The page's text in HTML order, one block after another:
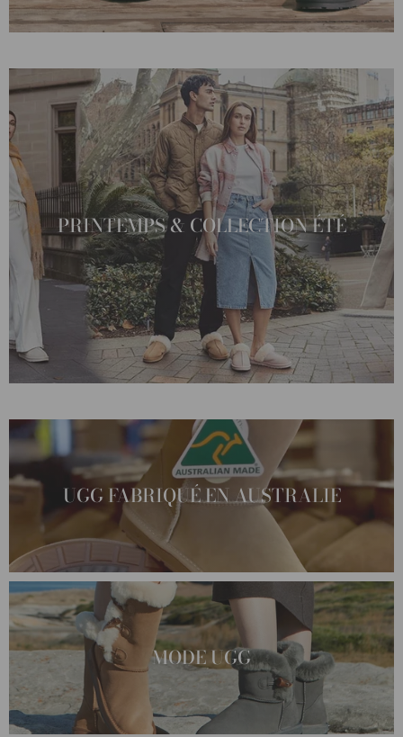
PRINTEMPS & COLLECTION ÉTÉ
UGG FABRIQUÉ EN AUSTRALIE
MODE UGG